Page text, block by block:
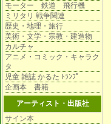
モーター 鉄道 飛行機
ミリタリ 戦争関連
歴史・地理・旅行
美術・文学・宗教・建造物
カルチャ
アニメ・コミック・キャラク
タ
児童 雑誌 かるた ﾄﾗﾝﾌﾟ
企画本 書籍
アーティスト・出版社
サイン本